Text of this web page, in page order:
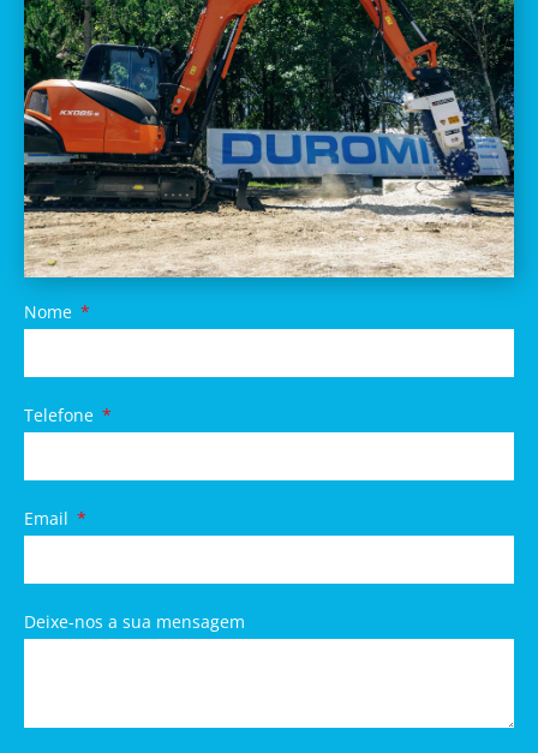
Nome
Telefone
Email
Deixe-nos a sua mensagem